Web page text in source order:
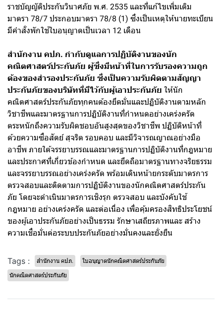
ราชบัญญัติประกันวินาศภัย พ.ศ. 2535 และที่แก้ไขเพิ่มเติม
มาตรา 78/7 ประกอบมาตรา 78/8 (1) ซึ่งเป็นเหตุให้นายทะเบียน
มีคำสั่งพักใช้ใบอนุญาตเป็นเวลา 12 เดือน
สำนักงาน คปภ. กำกับดูแลการปฏิบัติงานของนัก
คณิตศาสตร์ประกันภัย ผู้ซึ่งมีหน้าที่ในการรับรองความถูก
ต้องของสำรองประกันภัย ซึ่งเป็นความรับผิดตามสัญญา
ประกันภัยของบริษัทที่มีไว้กับผู้เอาประกันภัย ให้นัก
คณิตศาสตร์ประกันภัยทุกคนต้องยึดมั่นและปฏิบัติงานตามหลัก
วิชาชีพและมาตรฐานการปฏิบัติงานที่กำหนดอย่างเคร่งครัด
ตระหนักถึงความรับผิดชอบอันสูงสุดของวิชาชีพ ปฏิบัติหน้าที่
ด้วยความซื่อสัตย์ สุจริต รอบคอบ และมีวิจารณญาณอย่างมือ
อาชีพ ภายใต้จรรยาบรรณและมาตรฐานการปฏิบัติงานที่กฎหมาย
และประกาศที่เกี่ยวข้องกำหนด และยึดถือมาตรฐานทางจริยธรรม
และจรรยาบรรณอย่างเคร่งครัด พร้อมเดินหน้ายกระดับมาตรการ
ตรวจสอบและติดตามการปฏิบัติงานของนักคณิตศาสตร์ประกัน
ภัย โดยจะดำเนินมาตรการเชิงรุก ตรวจสอบ และบังคับใช้
กฎหมาย อย่างเคร่งครัด และต่อเนื่อง เพื่อคุ้มครองสิทธิประโยชน์
ของผู้เอาประกันภัยอย่างเป็นธรรม รักษาเสถียรภาพและ สร้าง
ความเชื่อมั่นต่อระบบประกันภัยอย่างมั่นคงและยั่งยืน
Tags : สำนักงาน คปภ. ใบอนุญาตนักคณิตศาสตร์ประกันภัย
นักคณิตศาสตร์ประกันภัย